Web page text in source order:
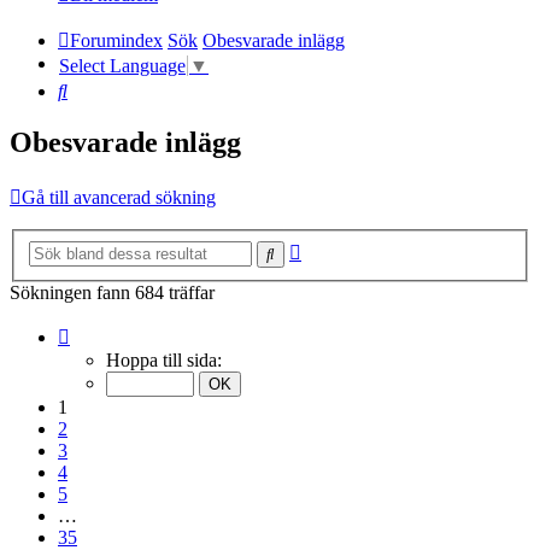
Forumindex Sök Obesvarade inlägg
Select Language ▼
Sök
Obesvarade inlägg
Gå till avancerad sökning
Sök
Sökningen fann 684 träffar
Hoppa till sida:
1
2
3
4
5
…
35